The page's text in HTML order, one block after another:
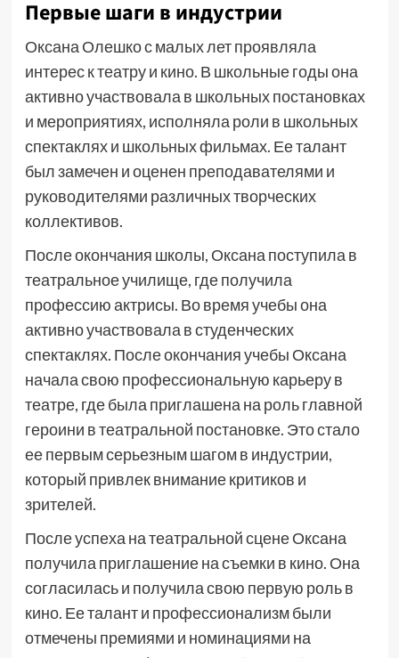
Первые шаги в индустрии
Оксана Олешко с малых лет проявляла
интерес к театру и кино. В школьные годы она
активно участвовала в школьных постановках
и мероприятиях, исполняла роли в школьных
спектаклях и школьных фильмах. Ее талант
был замечен и оценен преподавателями и
руководителями различных творческих
коллективов.
После окончания школы, Оксана поступила в
театральное училище, где получила
профессию актрисы. Во время учебы она
активно участвовала в студенческих
спектаклях. После окончания учебы Оксана
начала свою профессиональную карьеру в
театре, где была приглашена на роль главной
героини в театральной постановке. Это стало
ее первым серьезным шагом в индустрии,
который привлек внимание критиков и
зрителей.
После успеха на театральной сцене Оксана
получила приглашение на съемки в кино. Она
согласилась и получила свою первую роль в
кино. Ее талант и профессионализм были
отмечены премиями и номинациями на